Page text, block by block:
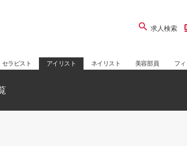
求人検索
セラピスト アイリスト ネイリスト 美容部員 フ